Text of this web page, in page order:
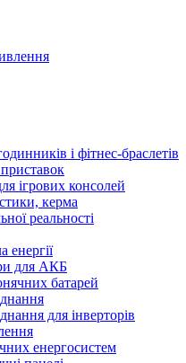
і фітнес-браслетів
ігрових консолей
керма
реальності
енергії
для АКБ
батарей
для інверторів
енергосистем